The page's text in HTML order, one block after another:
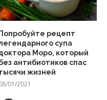
Попробуйте рецепт
супа
Моро, который
антибиотиков спас
жизней
01/2021